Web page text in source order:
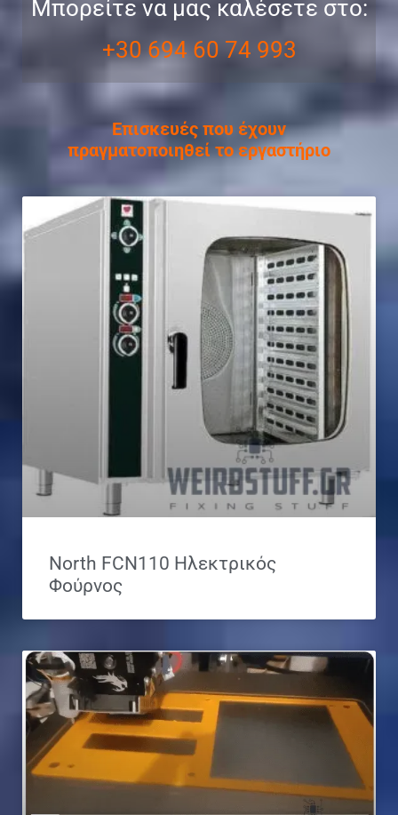
Μπορείτε να μας καλέσετε στο:
+30 694 60 74 993
Επισκευές που έχουν
πραγματοποιηθεί το εργαστήριο
North FCN110 Ηλεκτρικός
Φούρνος